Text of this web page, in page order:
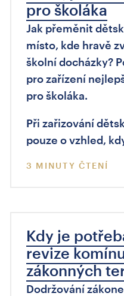
pro školáka
Jak přeměnit
místo, kde hravě
školní docházky?
pro zařízení
pro školáka.
Při zařizování
pouze o vzhled,
3 MINUTY ČTENÍ
Kdy je
revize
zákonných
Dodržování